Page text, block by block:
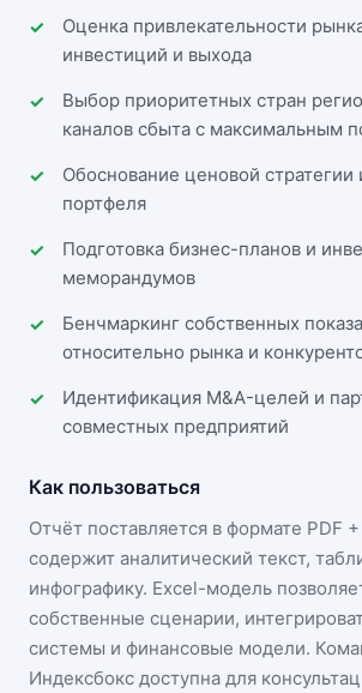
Оценка привлекательности
инвестиций и выхода
Выбор приоритетных стран
каналов сбыта с максимальным
Обоснование ценовой стратегии
портфеля
Подготовка бизнес-планов и
меморандумов
Бенчмаркинг собственных
относительно рынка и
Идентификация M&A-целей и
совместных предприятий
Как пользоваться
Отчёт поставляется в формате PDF
содержит аналитический текст,
инфографику. Excel-модель
собственные сценарии,
системы и финансовые модели.
Индексбокс доступна для